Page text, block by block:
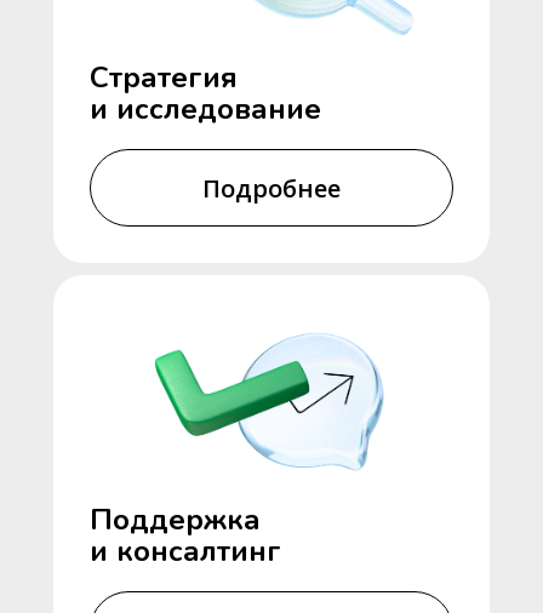
Стратегия
и исследование
Подробнее
Поддержка
и консалтинг